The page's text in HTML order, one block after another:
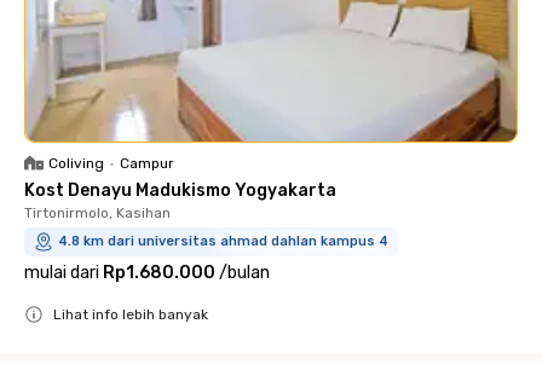
Coliving • Campur
Kost Denayu Madukismo Yogyakarta
Tirtonirmolo, Kasihan
4.8 km dari universitas ahmad dahlan kampus 4
mulai dari Rp1.680.000 /bulan
Lihat info lebih banyak